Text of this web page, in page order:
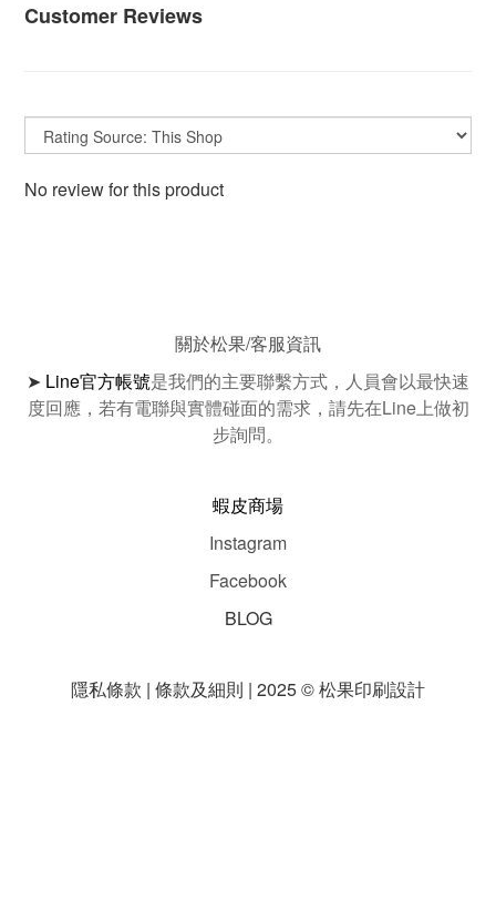
Customer Reviews
No review for this product
關於松果/客服資訊
➤ Line官方帳號是我們的主要聯繫方式，人員會以最快速
度回應，若有電聯與實體碰面的需求，請先在Line上做初
步詢問。
蝦皮商場
Instagram
Facebook
BLOG
隱私條款 | 條款及細則 | 2025 © 松果印刷設計